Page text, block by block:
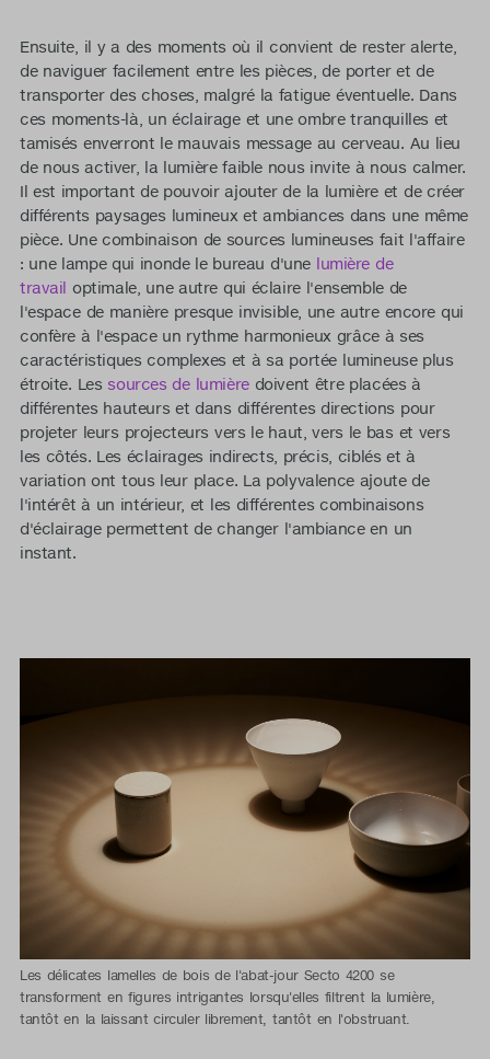
Ensuite, il y a des moments où il convient de rester alerte,
de naviguer facilement entre les pièces, de porter et de
transporter des choses, malgré la fatigue éventuelle. Dans
ces moments-là, un éclairage et une ombre tranquilles et
tamisés enverront le mauvais message au cerveau. Au lieu
de nous activer, la lumière faible nous invite à nous calmer.
Il est important de pouvoir ajouter de la lumière et de créer
différents paysages lumineux et ambiances dans une même
pièce. Une combinaison de sources lumineuses fait l'affaire
: une lampe qui inonde le bureau d'une lumière de
travail optimale, une autre qui éclaire l'ensemble de
l'espace de manière presque invisible, une autre encore qui
confère à l'espace un rythme harmonieux grâce à ses
caractéristiques complexes et à sa portée lumineuse plus
étroite. Les sources de lumièredoivent être placées à
différentes hauteurs et dans différentes directions pour
projeter leurs projecteurs vers le haut, vers le bas et vers
les côtés. Les éclairages indirects, précis, ciblés et à
variation ont tous leur place. La polyvalence ajoute de
l'intérêt à un intérieur, et les différentes combinaisons
d'éclairage permettent de changer l'ambiance en un
instant.
Les délicates lamelles de bois de l'abat-jour Secto 4200 se
transforment en figures intrigantes lorsqu'elles filtrent la lumière,
tantôt en la laissant circuler librement, tantôt en l'obstruant.